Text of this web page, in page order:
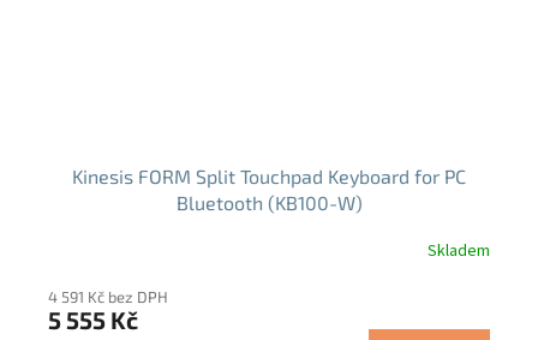
Kinesis FORM Split Touchpad Keyboard for PC
Bluetooth (KB100-W)
Skladem
4 591 Kč bez DPH
5 555 Kč